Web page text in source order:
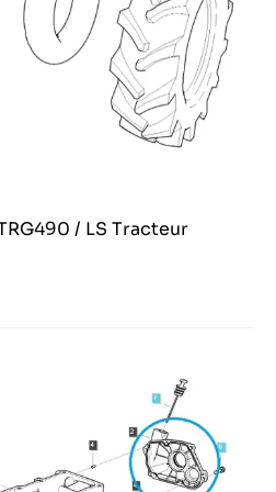
/ LS Tracteur